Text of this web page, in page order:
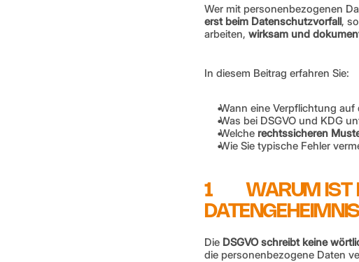
Wer mit personenbezogenen
erst beim Datenschutzvorfall,
arbeiten, wirksam und
In diesem Beitrag erfahren Sie:
Wann eine Verpflichtung
Was bei DSGVO und KDG
Welche rechtssicheren
Wie Sie typische Fehler
1        WARUM
Die DSGVO schreibt keine
die personenbezogene Daten